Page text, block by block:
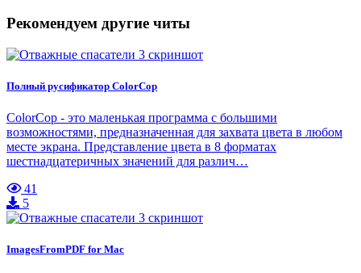
Рекомендуем другие читы
Полный русификатор ColorCop
ColorCop - это маленькая программа с большими
возможностями, предназначенная для захвата цвета в любом
месте экрана. Представление цвета в 8 форматах
шестнадцатеричных значений для различ…
41
5
ImagesFromPDF for Mac